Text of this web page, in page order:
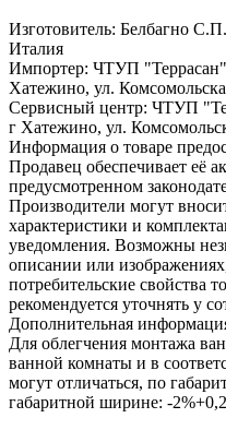
Изготовитель: Белбагно
Италия
Импортер: ЧТУП
Хатежино, ул.
Сервисный центр: ЧТУП
г Хатежино, ул.
Информация о товаре
Продавец обеспечивает её
предусмотренном
Производители могут
характеристики и
уведомления. Возможны
описании или
потребительские свойства
рекомендуется уточнять у
Дополнительная
Для облегчения монтажа
ванной комнаты и в
могут отличаться, по
габаритной ширине: -